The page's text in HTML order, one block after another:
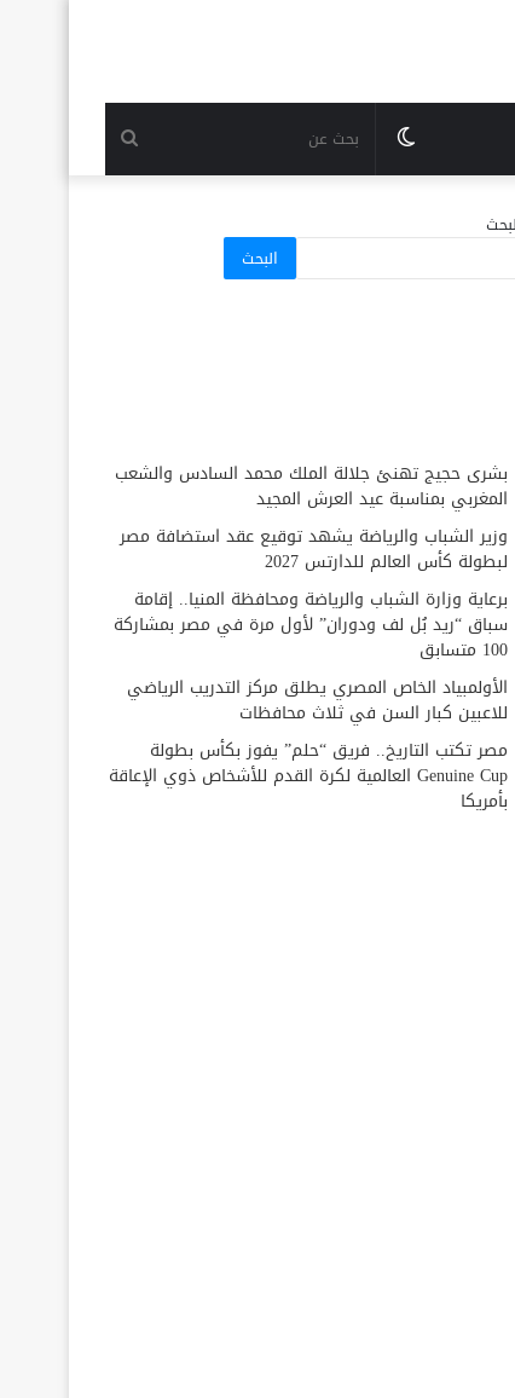
بحث
الوضع
البحث
بشرى حجيج تهنئ جلالة الملك محمد السادس والشعب
المغربي بمناسبة عيد العرش المجيد
وزير الشباب والرياضة يشهد توقيع عقد استضافة مصر
لبطولة كأس العالم للدارتس 2027
برعاية وزارة الشباب والرياضة ومحافظة المنيا.. إقامة
سباق “ريد بُل لف ودوران” لأول مرة في مصر بمشاركة
100 متسابق
الأولمبياد الخاص المصري يطلق مركز التدريب الرياضي
للاعبين كبار السن في ثلاث محافظات
مصر تكتب التاريخ.. فريق “حلم” يفوز بكأس بطولة
Genuine Cup العالمية لكرة القدم للأشخاص ذوي الإعاقة
بأمريكا